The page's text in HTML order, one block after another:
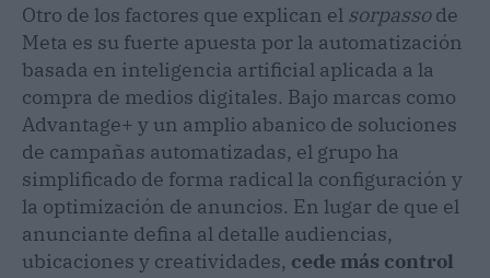
Otro de los factores que explican el sorpassode
Meta es su fuerte apuesta por la automatización
basada en inteligencia artificial aplicada a la
compra de medios digitales. Bajo marcas como
Advantage+ y un amplio abanico de soluciones
de campañas automatizadas, el grupo ha
simplificado de forma radical la configuración y
la optimización de anuncios. En lugar de que el
anunciante defina al detalle audiencias,
ubicaciones y creatividades, cede más control